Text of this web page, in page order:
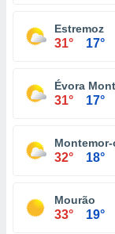
Estremoz
31° 17°
Évora
31° 17°
32° 18°
Mourão
33° 19°